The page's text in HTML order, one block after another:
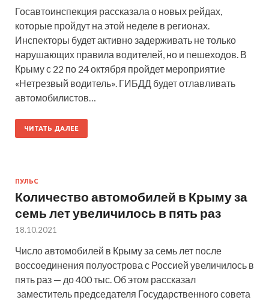
Госавтоинспекция рассказала о новых рейдах,
которые пройдут на этой неделе в регионах.
Инспекторы будет активно задерживать не только
нарушающих правила водителей, но и пешеходов. В
Крыму с 22 по 24 октября пройдет мероприятие
«Нетрезвый водитель». ГИБДД будет отлавливать
автомобилистов…
ЧИТАТЬ ДАЛЕЕ
ПУЛЬС
Количество автомобилей в Крыму за
семь лет увеличилось в пять раз
18.10.2021
Число автомобилей в Крыму за семь лет после
воссоединения полуострова с Россией увеличилось в
пять раз — до 400 тыс. Об этом рассказал
заместитель председателя Государственного совета